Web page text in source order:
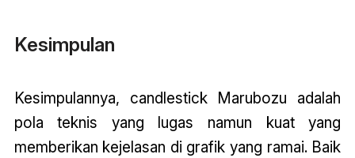
Kesimpulan
Kesimpulannya, candlestick Marubozu adalah
pola teknis yang lugas namun kuat yang
memberikan kejelasan di grafik yang ramai. Baik